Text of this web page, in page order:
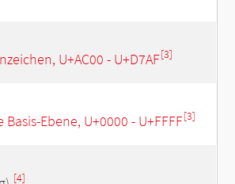
U+AC00 - U+D7AF[3]
Ebene, U+0000 - U+FFFF[3]
[4]